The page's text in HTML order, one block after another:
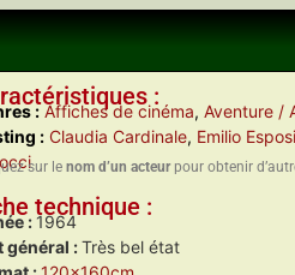
:
: Affiches de cinéma, Aventure /
: Claudia Cardinale, Emilio
sur le nom d’un acteurpour obtenir
technique :
: 1964
général :Très bel état